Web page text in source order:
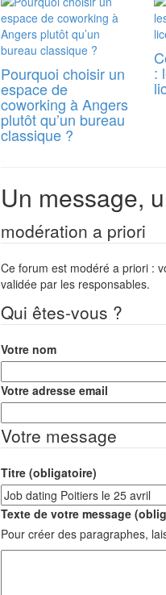
Pourquoi choisir un
espace de
coworking à Angers
plutôt qu’un bureau
classique ?
:
Un message,
modération a priori
Ce forum est modéré a priori :
validée par les responsables.
Qui êtes-vous ?
Votre nom
Votre adresse email
Votre message
Titre (obligatoire)
Texte de votre message
Pour créer des paragraphes,